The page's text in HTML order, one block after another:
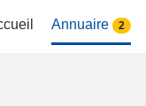
Annuaire 2